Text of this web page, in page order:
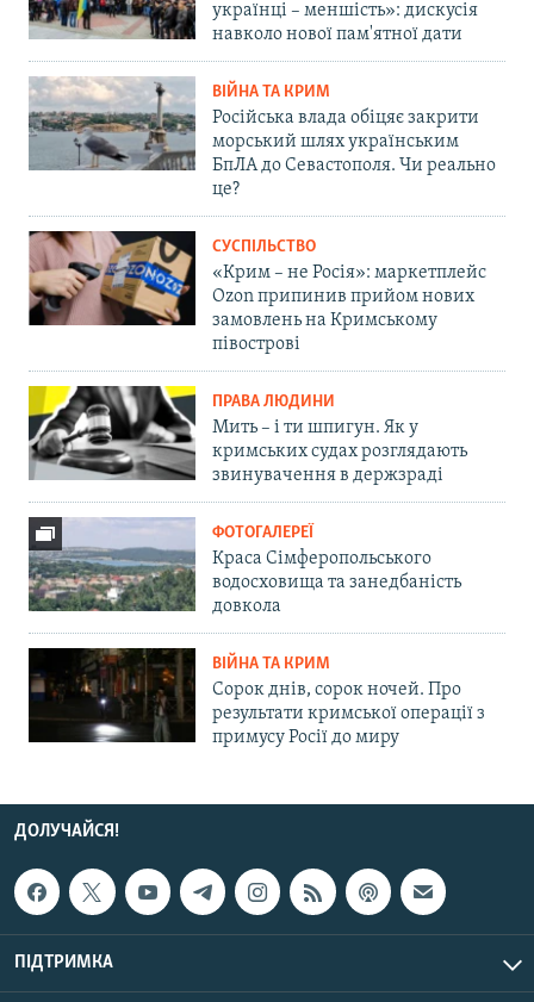
українці – меншість»: дискусія
навколо нової пам'ятної дати
ВІЙНА ТА КРИМ
Російська влада обіцяє закрити
морський шлях українським
БпЛА до Севастополя. Чи реально
це?
СУСПІЛЬСТВО
«Крим – не Росія»: маркетплейс
Ozon припинив прийом нових
замовлень на Кримському
півострові
ПРАВА ЛЮДИНИ
Мить – і ти шпигун. Як у
кримських судах розглядають
звинувачення в держзраді
ФОТОГАЛЕРЕЇ
Краса Сімферопольського
водосховища та занедбаність
довкола
ВІЙНА ТА КРИМ
Сорок днів, сорок ночей. Про
результати кримської операції з
примусу Росії до миру
ДОЛУЧАЙСЯ!
ПІДТРИМКА